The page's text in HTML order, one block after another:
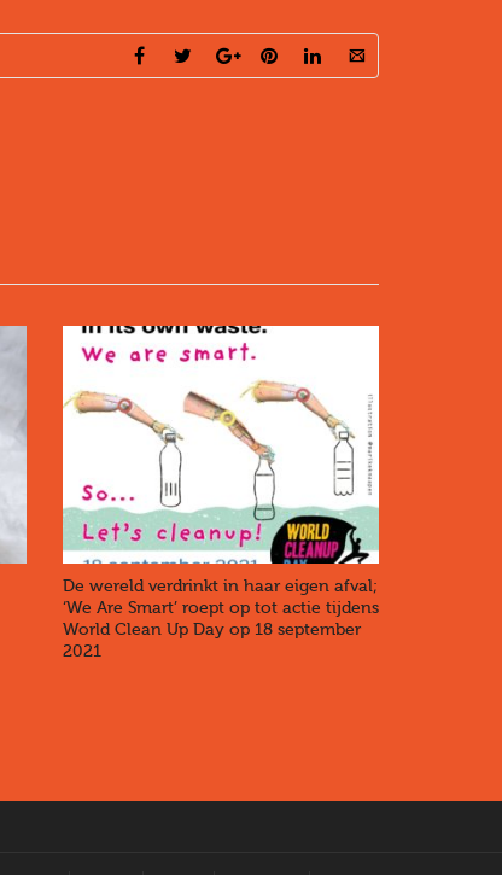
De wereld verdrinkt in haar eigen afval;
‘We Are Smart’ roept op tot actie tijdens
World Clean Up Day op 18 september
2021